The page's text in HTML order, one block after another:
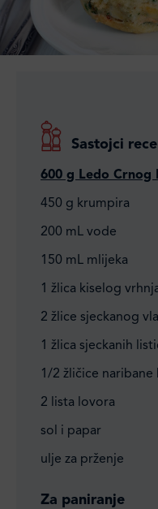
Sastojci
600 g Ledo Crnog
450 g krumpira
200 mL vode
150 mL mlijeka
1 žlica kiselog
2 žlice sjeckanog
1 žlica sjeckanih
1/2 žličice naribane
2 lista lovora
sol i papar
ulje za prženje
Za paniranje